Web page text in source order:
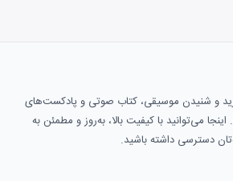
و شنیدن موسیقی، کتاب صوتی و پادکست‌های
می‌توانید با کیفیت بالا، به‌روز و مطمئن به
دسترسی داشته باشید.